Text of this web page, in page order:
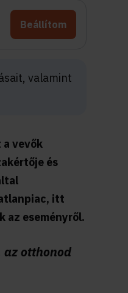
Beállítom
valamint
vevők
és
itt
az eseményről.
az otthonod